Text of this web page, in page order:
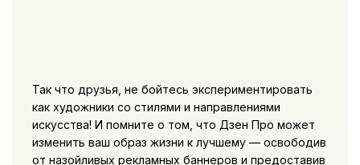
Так что друзья, не бойтесь экспериментировать
как художники со стилями и направлениями
искусства! И помните о том, что Дзен Про может
изменить ваш образ жизни к лучшему — освободив
от назойливых рекламных баннеров и предоставив